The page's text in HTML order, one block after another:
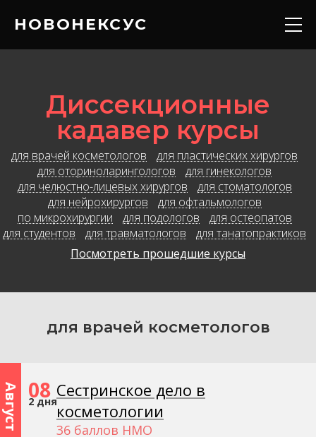
НОВОНЕКСУС
Конференции
Расписание
Вебинары
Контакты
О обучении
Диссекционные
кадавер курсы
для врачей косметологов
для пластических хирургов
для оториноларингологов
для гинекологов
для челюстно-лицевых хирургов
для стоматологов
для нейрохирургов
для офтальмологов
по микрохирургии
для подологов
для остеопатов
для студентов
для травматологов
для танатопрактиков
Посмотреть прошедшие курсы
для врачей косметологов
Август 08
2 дня
Сестринское дело в
косметологии
36 баллов НМО